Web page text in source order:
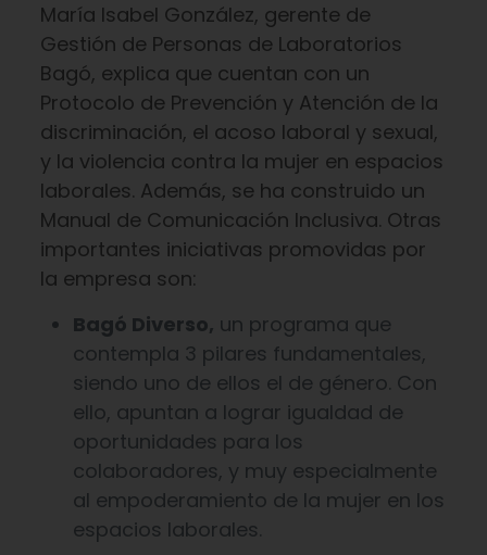
María Isabel González, gerente de
Gestión de Personas de Laboratorios
Bagó, explica que cuentan con un
Protocolo de Prevención y Atención de la
discriminación, el acoso laboral y sexual,
y la violencia contra la mujer en espacios
laborales. Además, se ha construido un
Manual de Comunicación Inclusiva. Otras
importantes iniciativas promovidas por
la empresa son:
Bagó Diverso, un programa que
contempla 3 pilares fundamentales,
siendo uno de ellos el de género. Con
ello, apuntan a lograr igualdad de
oportunidades para los
colaboradores, y muy especialmente
al empoderamiento de la mujer en los
espacios laborales.